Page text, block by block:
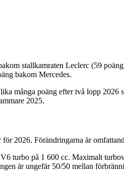
stallkamraten Leclerc (59
bakom Mercedes.
många poäng efter två lopp
2025.
2026. Förändringarna är
turbo på 1 600 cc. Maximalt
är ungefär 50/50 mellan